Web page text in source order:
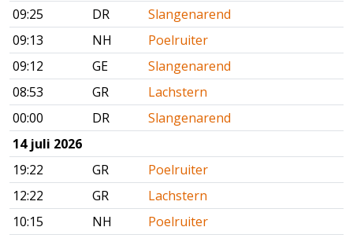
09:25
DR
Slangenarend
09:13
NH
Poelruiter
09:12
GE
Slangenarend
08:53
GR
Lachstern
00:00
DR
Slangenarend
14 juli 2026
19:22
GR
Poelruiter
12:22
GR
Lachstern
10:15
NH
Poelruiter